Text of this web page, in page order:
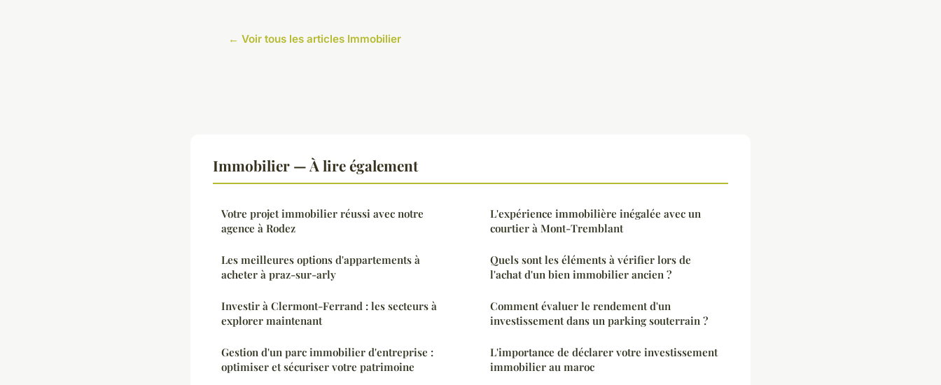
← Voir tous les articles Immobilier
Immobilier — À lire également
Votre projet immobilier réussi avec notre
agence à Rodez
Les meilleures options d'appartements à
acheter à praz-sur-arly
Investir à Clermont-Ferrand : les secteurs à
explorer maintenant
Gestion d'un parc immobilier d'entreprise :
optimiser et sécuriser votre patrimoine
L'expérience immobilière inégalée avec un
courtier à Mont-Tremblant
Quels sont les éléments à vérifier lors de
l'achat d'un bien immobilier ancien ?
Comment évaluer le rendement d'un
investissement dans un parking souterrain ?
L'importance de déclarer votre investissement
immobilier au maroc